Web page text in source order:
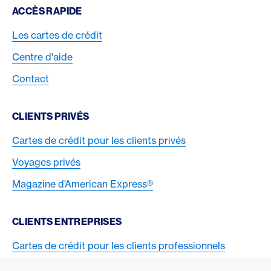
Footer Navigation
ACCÈS RAPIDE
Les cartes de crédit
Centre d'aide
Contact
CLIENTS PRIVÉS
Cartes de crédit pour les clients privés
Voyages privés
Magazine d’American Express®
CLIENTS ENTREPRISES
Cartes de crédit pour les clients professionnels